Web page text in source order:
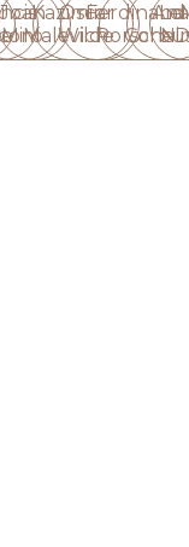
Joan
Miró
Kazimir
Malevich
Oscar
Wilde
Ferdinand
Porsche
Le